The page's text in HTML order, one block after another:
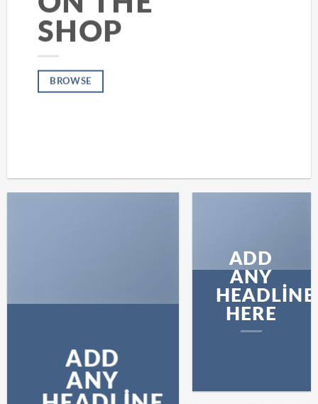
SHOP
BROWSE
ADD
ANY
ADD
ANY
HEADLINE
HERE